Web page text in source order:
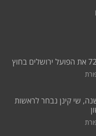
בחולון: לאחר 30 שנה, שי קינן נבחר לראשות